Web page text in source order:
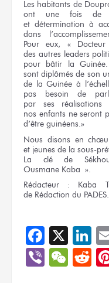
Les habitants de
ont une fois de
et détermination à
dans
Pour eux, « Docteur
des autres leaders
pour bâtir
la Guinée.
sont diplômés de son
de la Guinée à
pas besoin de
par ses réalisations
nos enfants ne seront
d’être guinéens.»
Nous disons en
et jeunes de la sous-
La clé
de
Ousmane Kaba ».
Rédacteur : Kaba
de Rédaction du PADES.
X
Viber